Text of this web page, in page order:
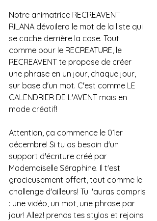
Notre animatrice RECREAVENT
RILANA dévoilera le mot de la liste qui
se cache derrière la case. Tout
comme pour le RECREATURE, le
RECREAVENT te propose de créer
une phrase en un jour, chaque jour,
sur base d'un mot. C'est comme LE
CALENDRIER DE L'AVENT mais en
mode créatif!
Attention, ça commence le 01er
décembre! Si tu as besoin d'un
support d'écriture créé par
Mademoiselle Séraphine. Il t'est
gracieusement offert, tout comme le
challenge d'ailleurs! Tu l'auras compris
: une vidéo, un mot, une phrase par
jour! Allez! prends tes stylos et rejoins